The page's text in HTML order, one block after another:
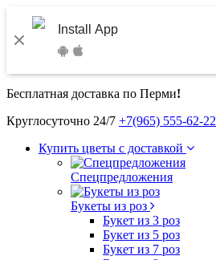
Install App
Бесплатная доставка по Перми!
Круглосуточно 24/7 +7(965) 555-62-22
Купить цветы с доставкой
Спецпредложения
Букеты из роз
Букет из 3 роз
Букет из 5 роз
Букет из 7 роз